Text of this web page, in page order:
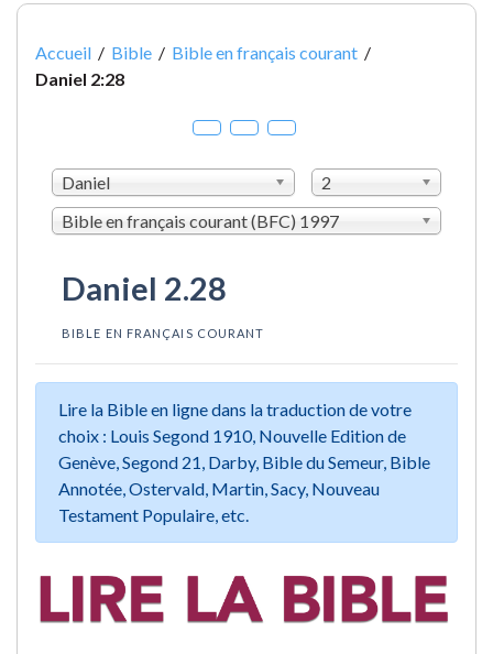
Accueil / Bible / Bible en français courant /
Daniel 2:28
Daniel
2
Bible en français courant (BFC) 1997
Daniel 2.28
BIBLE EN FRANÇAIS COURANT
Lire la Bible en ligne dans la traduction de votre
choix : Louis Segond 1910, Nouvelle Edition de
Genève, Segond 21, Darby, Bible du Semeur, Bible
Annotée, Ostervald, Martin, Sacy, Nouveau
Testament Populaire, etc.